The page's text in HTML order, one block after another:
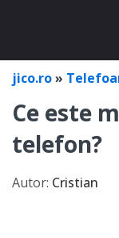
jico.ro»
Ce este
telefon?
Autor: Cristian